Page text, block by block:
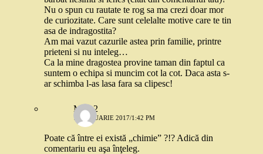
Nu o spun cu rautate te rog sa ma crezi doar mor
de curiozitate. Care sunt celelalte motive care te tin
asa de indragostita?
Am mai vazut cazurile astea prin familie, printre
prieteni si nu inteleg…
Ca la mine dragostea provine taman din faptul ca
suntem o echipa si muncim cot la cot. Daca asta s-
ar schimba l-as lasa fara sa clipesc!
Mira 2
18 IANUARIE 2017/1:42 PM
Poate că între ei există „chimie” ?!? Adică din
comentariu eu aşa înţeleg.